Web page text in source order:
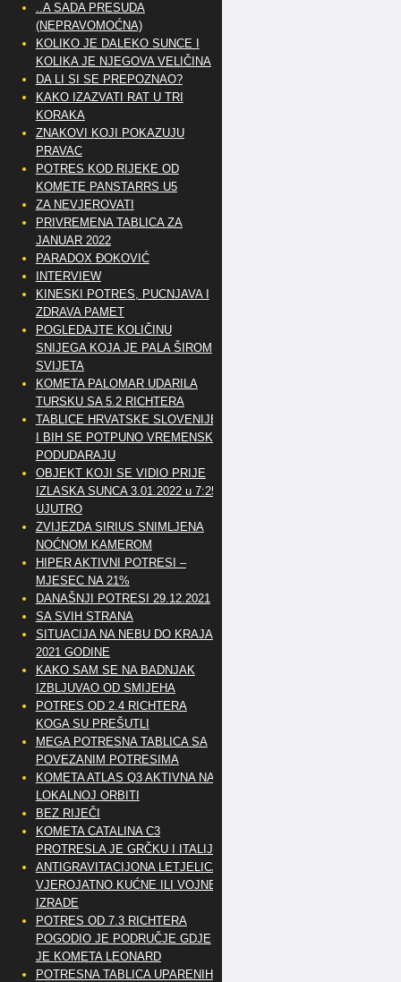
..A SADA PRESUDA
(NEPRAVOMOĆNA)
KOLIKO JE DALEKO SUNCE I
KOLIKA JE NJEGOVA VELIČINA
DA LI SI SE PREPOZNAO?
KAKO IZAZVATI RAT U TRI
KORAKA
ZNAKOVI KOJI POKAZUJU
PRAVAC
POTRES KOD RIJEKE OD
KOMETE PANSTARRS U5
ZA NEVJEROVATI
PRIVREMENA TABLICA ZA
JANUAR 2022
PARADOX ĐOKOVIĆ
INTERVIEW
KINESKI POTRES, PUCNJAVA I
ZDRAVA PAMET
POGLEDAJTE KOLIČINU
SNIJEGA KOJA JE PALA ŠIROM
SVIJETA
KOMETA PALOMAR UDARILA
TURSKU SA 5.2 RICHTERA
TABLICE HRVATSKE SLOVENIJE
I BIH SE POTPUNO VREMENSKI
PODUDARAJU
OBJEKT KOJI SE VIDIO PRIJE
IZLASKA SUNCA 3.01.2022 u 7:25
UJUTRO
ZVIJEZDA SIRIUS SNIMLJENA
NOĆNOM KAMEROM
HIPER AKTIVNI POTRESI –
MJESEC NA 21%
DANAŠNJI POTRESI 29.12.2021
SA SVIH STRANA
SITUACIJA NA NEBU DO KRAJA
2021 GODINE
KAKO SAM SE NA BADNJAK
IZBLJUVAO OD SMIJEHA
POTRES OD 2.4 RICHTERA
KOGA SU PREŠUTLI
MEGA POTRESNA TABLICA SA
POVEZANIM POTRESIMA
KOMETA ATLAS Q3 AKTIVNA NA
LOKALNOJ ORBITI
BEZ RIJEČI
KOMETA CATALINA C3
PROTRESLA JE GRČKU I ITALIJU
ANTIGRAVITACIJONA LETJELICA
VJEROJATNO KUĆNE ILI VOJNE
IZRADE
POTRES OD 7.3 RICHTERA
POGODIO JE PODRUČJE GDJE
JE KOMETA LEONARD
POTRESNA TABLICA UPARENIH